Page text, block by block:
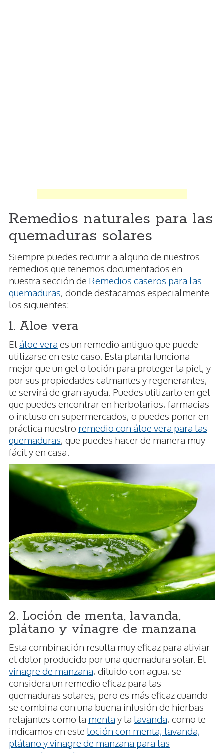
Remedios naturales para las
quemaduras solares
Siempre puedes recurrir a alguno de nuestros
remedios que tenemos documentados en
nuestra sección de Remedios caseros para las
quemaduras, donde destacamos especialmente
los siguientes:
1. Aloe vera
El áloe vera es un remedio antiguo que puede
utilizarse en este caso. Esta planta funciona
mejor que un gel o loción para proteger la piel, y
por sus propiedades calmantes y regenerantes,
te servirá de gran ayuda. Puedes utilizarlo en gel
que puedes encontrar en herbolarios, farmacias
o incluso en supermercados, o puedes poner en
práctica nuestro remedio con áloe vera para las
quemaduras, que puedes hacer de manera muy
fácil y en casa.
2. Loción de menta, lavanda,
plátano y vinagre de manzana
Esta combinación resulta muy eficaz para aliviar
el dolor producido por una quemadura solar. El
vinagre de manzana, diluido con agua, se
considera un remedio eficaz para las
quemaduras solares, pero es más eficaz cuando
se combina con una buena infusión de hierbas
relajantes como la menta y la lavanda, como te
indicamos en este loción con menta, lavanda,
plátano y vinagre de manzana para las